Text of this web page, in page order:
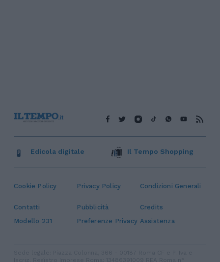
Cookie Policy Privacy Policy Condizioni Generali
Contatti Pubblicità
Credits
Modello 231
Preferenze Privacy Assistenza
Edicola digitale Il Tempo Shopping